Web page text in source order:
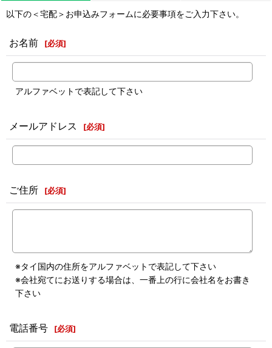
以下の＜宅配＞お申込みフォームに必要事項をご入力下さい。
お名前 [必須]
アルファベットで表記して下さい
メールアドレス [必須]
ご住所 [必須]
※タイ国内の住所をアルファベットで表記して下さい
※会社宛てにお送りする場合は、一番上の行に会社名をお書き
下さい
電話番号 [必須]